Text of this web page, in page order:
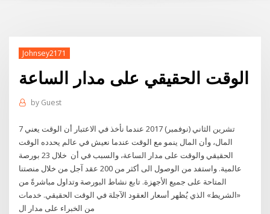
Johnsey2171
الوقت الحقيقي على مدار الساعة
by Guest
7 تشرين الثاني (نوفمبر) 2017 عندما نأخذ في الاعتبار أن الوقت يعني
المال، وأن المال ينمو مع الوقت عندما نعيش في عالم يحدده الوقت
الحقيقي والوقت على مدار الساعة، والسبب في أن خلال 23 بورصة
عالمية. واستفد من الوصول الى أكثر من 200 عقد آجل من خلال منصتنا
المتاحة على جميع الأجهزة. تابع نشاط البورصة وتداول مباشرةً من
«الشريط» الذي يُظهر أسعار العقود الآجلة في الوقت الحقيقي. خدمات
من الخبراء على مدار ال